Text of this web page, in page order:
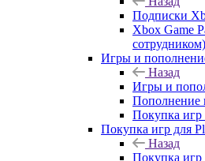
Подписки
Xbox Game
сотрудником)
Игры и
Назад
Игры и
Пополнение
Покупка
Покупка игр для
Назад
Покупка игр